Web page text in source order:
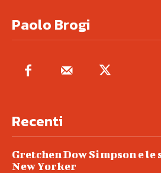
Paolo Brogi
Recenti
Gretchen Dow Simpson e le
New Yorker